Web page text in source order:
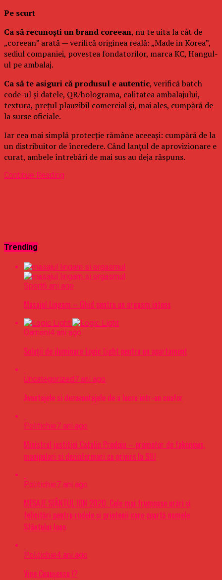
Pe scurt
Ca să recunoști un brand coreean, nu te uita la cât de
„coreean” arată — verifică originea reală: „Made in Korea”,
sediul companiei, povestea fondatorilor, marca KC, Hangul-
ul pe ambalaj.
Ca să te asiguri că produsul e autentic, verifică batch
code-ul și datele, QR/holograma, calitatea ambalajului,
textura, prețul plauzibil comercial și, mai ales, cumpără de
la surse oficiale.
Iar cea mai simplă protecție rămâne aceeași: cumpără de la
un distribuitor de încredere. Când lanțul de aprovizionare e
curat, ambele întrebări de mai sus au deja răspuns.
Continue Reading
Trending
Sport6 ani ago
Masajul Lingam – Ghid pentru un orgasm intens
Oameni4 ani ago
Soluții de iluminare Logic Light pentru un apartament
Uncategorized7 ani ago
Avantajele si dezavantajele de a lucra intr-un coafor
Politichie7 ani ago
Ministrul justitiei Catalin Predoiu – promotor de fakenews,
manipulari si dezinformari cu privire la SIIJ
Politichie7 ani ago
MESAJE SFÂNTUL ION 2020. Cele mai frumoase urări şi
felicitări pentru rudele şi prietenii care poartă numele
Sfântului Ioan
Politichie4 ani ago
Vine Ceaușescu !?